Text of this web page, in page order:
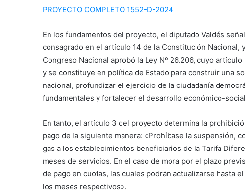
PROYECTO COMPLETO 1552-D-2024
En los fundamentos del proyecto, el diputado Valdés
consagrado en el artículo 14 de la Constitución Nacional,
Congreso Nacional aprobó la Ley Nº 26.206, cuyo
y se constituye en política de Estado para construir una
nacional, profundizar el ejercicio de la ciudadanía
fundamentales y fortalecer el desarrollo económico-
En tanto, el artículo 3 del proyecto determina la
pago de la siguiente manera: «Prohíbase la suspensión,
gas a los establecimientos beneficiarios de la Tarifa
meses de servicios. En el caso de mora por el plazo
de pago en cuotas, las cuales podrán actualizarse hasta
los meses respectivos».